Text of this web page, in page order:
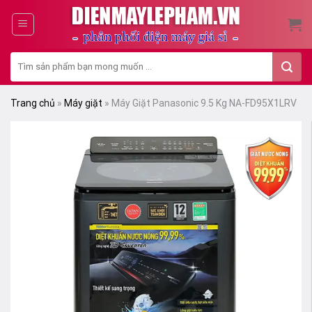
kiếm:
Trang chủ » Máy giặt » Máy Giặt Panasonic 9.5 Kg NA-FD95X1LRV